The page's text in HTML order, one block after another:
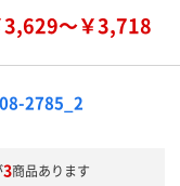
3,629～￥3,718
08-2785_2
3商品あります